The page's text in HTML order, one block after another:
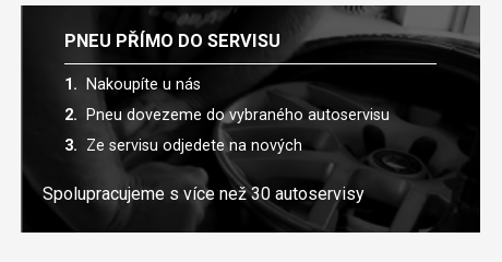
PNEU PŘÍMO DO SERVISU
Nakoupíte u nás
Pneu dovezeme do vybraného autoservisu
Ze servisu odjedete na nových
Spolupracujeme s více než 30 autoservisy